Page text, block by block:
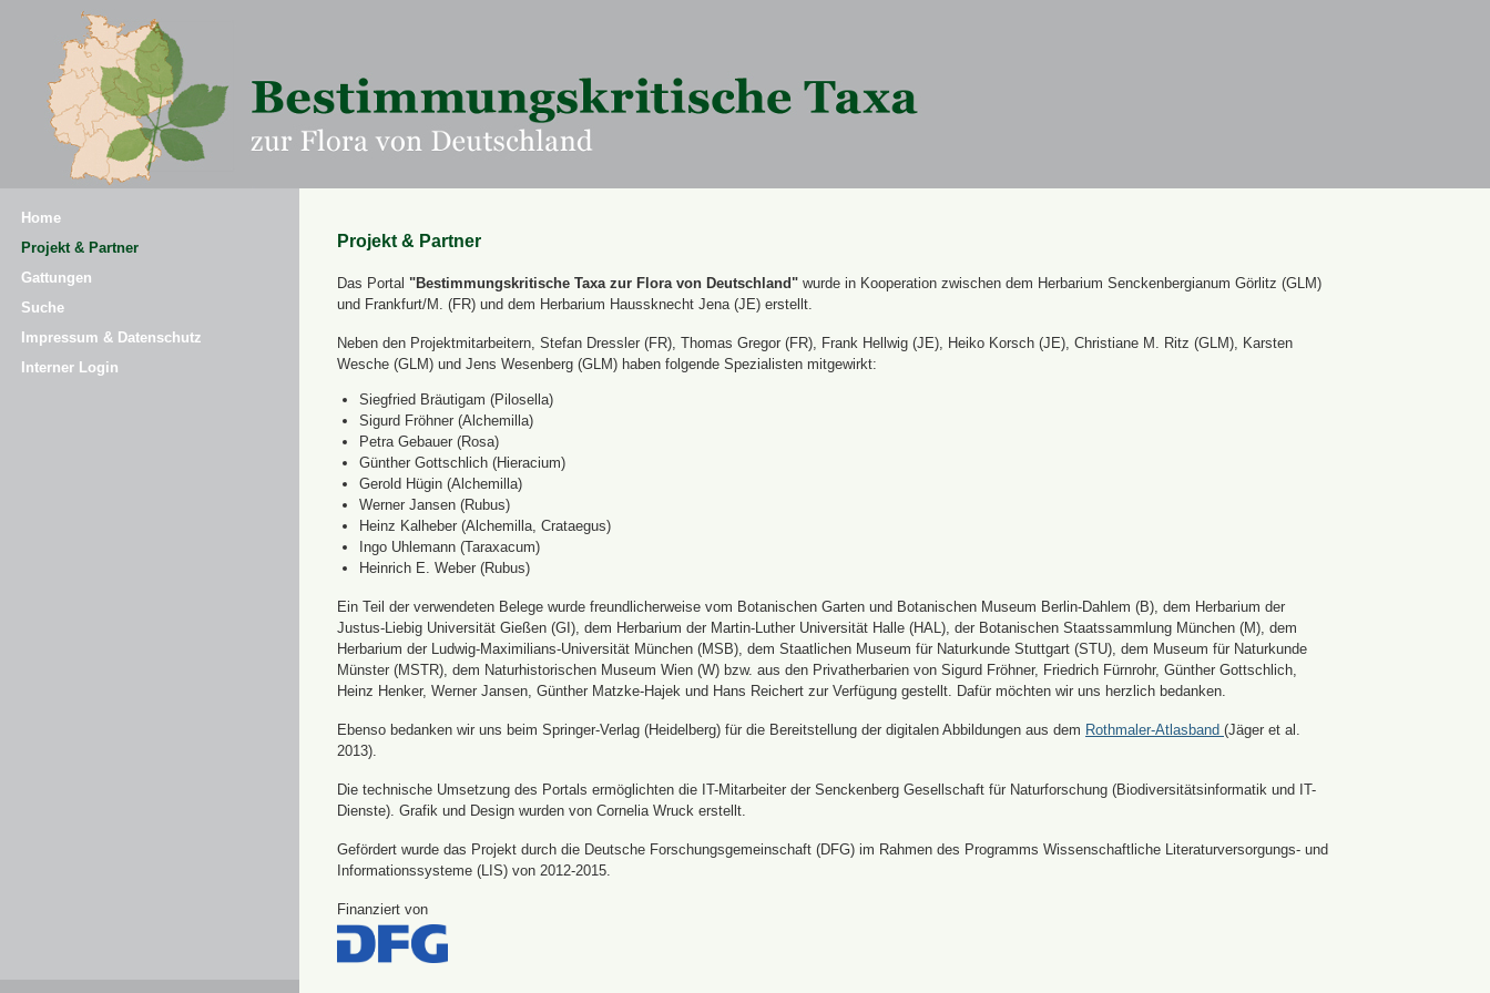
Home
Projekt & Partner
Gattungen
Suche
Impressum & Datenschutz
Interner Login
Projekt & Partner
Das Portal "Bestimmungskritische Taxa zur Flora von Deutschland" wurde in Kooperation zwischen dem Herbarium Senckenbergianum Görlitz (GLM)
und Frankfurt/M. (FR) und dem Herbarium Haussknecht Jena (JE) erstellt.
Neben den Projektmitarbeitern, Stefan Dressler (FR), Thomas Gregor (FR), Frank Hellwig (JE), Heiko Korsch (JE), Christiane M. Ritz (GLM), Karsten
Wesche (GLM) und Jens Wesenberg (GLM) haben folgende Spezialisten mitgewirkt:
Siegfried Bräutigam (Pilosella)
Sigurd Fröhner (Alchemilla)
Petra Gebauer (Rosa)
Günther Gottschlich (Hieracium)
Gerold Hügin (Alchemilla)
Werner Jansen (Rubus)
Heinz Kalheber (Alchemilla, Crataegus)
Ingo Uhlemann (Taraxacum)
Heinrich E. Weber (Rubus)
Ein Teil der verwendeten Belege wurde freundlicherweise vom Botanischen Garten und Botanischen Museum Berlin-Dahlem (B), dem Herbarium der
Justus-Liebig Universität Gießen (GI), dem Herbarium der Martin-Luther Universität Halle (HAL), der Botanischen Staatssammlung München (M), dem
Herbarium der Ludwig-Maximilians-Universität München (MSB), dem Staatlichen Museum für Naturkunde Stuttgart (STU), dem Museum für Naturkunde
Münster (MSTR), dem Naturhistorischen Museum Wien (W) bzw. aus den Privatherbarien von Sigurd Fröhner, Friedrich Fürnrohr, Günther Gottschlich,
Heinz Henker, Werner Jansen, Günther Matzke-Hajek und Hans Reichert zur Verfügung gestellt. Dafür möchten wir uns herzlich bedanken.
Ebenso bedanken wir uns beim Springer-Verlag (Heidelberg) für die Bereitstellung der digitalen Abbildungen aus dem Rothmaler-Atlasband (Jäger et al.
2013).
Die technische Umsetzung des Portals ermöglichten die IT-Mitarbeiter der Senckenberg Gesellschaft für Naturforschung (Biodiversitätsinformatik und IT-
Dienste). Grafik und Design wurden von Cornelia Wruck erstellt.
Gefördert wurde das Projekt durch die Deutsche Forschungsgemeinschaft (DFG) im Rahmen des Programms Wissenschaftliche Literaturversorgungs- und
Informationssysteme (LIS) von 2012-2015.
Finanziert von